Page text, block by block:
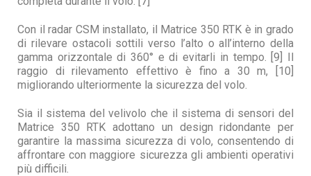
Con il radar CSM installato, il Matrice 350 RTK è in grado
di rilevare ostacoli sottili verso l’alto o all’interno della
gamma orizzontale di 360° e di evitarli in tempo. [9] Il
raggio di rilevamento effettivo è fino a 30 m, [10]
migliorando ulteriormente la sicurezza del volo.
Sia il sistema del velivolo che il sistema di sensori del
Matrice 350 RTK adottano un design ridondante per
garantire la massima sicurezza di volo, consentendo di
affrontare con maggiore sicurezza gli ambienti operativi
più difficili.